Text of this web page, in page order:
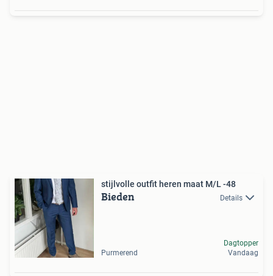
stijlvolle outfit heren maat M/L -48
Bieden Details
Purmerend
Dagtopper
Vandaag